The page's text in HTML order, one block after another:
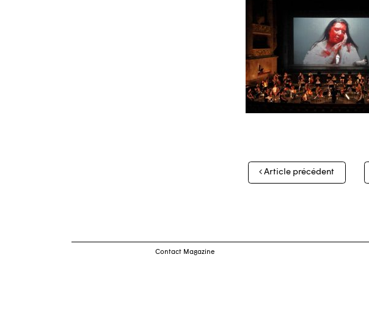
Navigation
des
Article précédent
Contact Magazine